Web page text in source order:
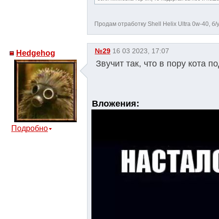
Продам отработку Shell Helix Ultra 0w-40, б/
Hedgehog
Подробно
№29 16 03 2023, 17:07
Звучит так, что в пору кота
Вложения: